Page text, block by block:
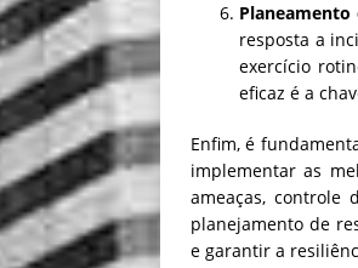
Planeamento
resposta a
exercício
eficaz é a
Enfim, é
implementar as
ameaças, controle
planejamento de
e garantir a